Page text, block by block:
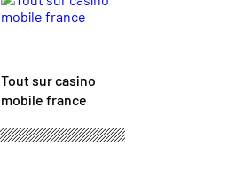
Tout sur casino
mobile france